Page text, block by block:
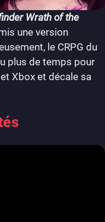
Wrath of the
une version
le CRPG du
plus de temps pour
Xbox et décale sa